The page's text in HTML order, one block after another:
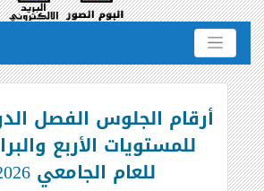
أرقام الجلوس الفصل
للمستويات الأربع
للعام الجامعي 2025/2026